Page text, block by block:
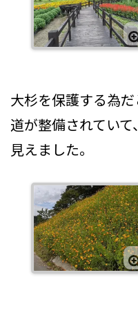
大杉を保護する為
道が整備されてい
見えました。